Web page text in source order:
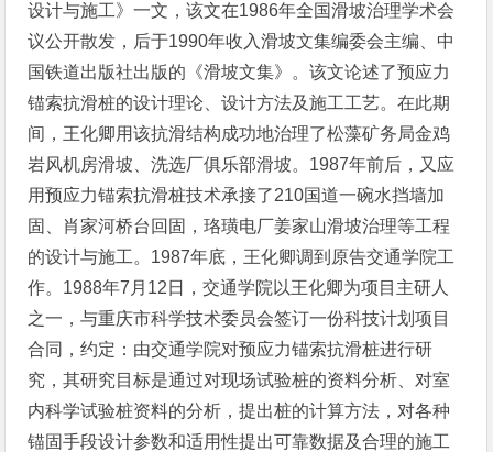
设计与施工》一文，该文在1986年全国滑坡治理学术会
议公开散发，后于1990年收入滑坡文集编委会主编、中
国铁道出版社出版的《滑坡文集》。该文论述了预应力
锚索抗滑桩的设计理论、设计方法及施工工艺。在此期
间，王化卿用该抗滑结构成功地治理了松藻矿务局金鸡
岩风机房滑坡、洗选厂俱乐部滑坡。1987年前后，又应
用预应力锚索抗滑桩技术承接了210国道一碗水挡墙加
固、肖家河桥台回固，珞璜电厂姜家山滑坡治理等工程
的设计与施工。1987年底，王化卿调到原告交通学院工
作。1988年7月12日，交通学院以王化卿为项目主研人
之一，与重庆市科学技术委员会签订一份科技计划项目
合同，约定：由交通学院对预应力锚索抗滑桩进行研
究，其研究目标是通过对现场试验桩的资料分析、对室
内科学试验桩资料的分析，提出桩的计算方法，对各种
锚固手段设计参数和适用性提出可靠数据及合理的施工